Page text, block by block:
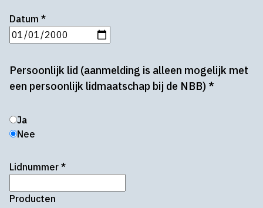
Datum *
Persoonlijk lid (aanmelding is alleen mogelijk met
een persoonlijk lidmaatschap bij de NBB) *
Ja
Nee
Lidnummer *
Producten